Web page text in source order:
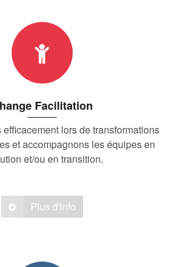
Facilitation
lors de transformations
et accompagnons les équipes en
et/ou en transition.
Plus d'info